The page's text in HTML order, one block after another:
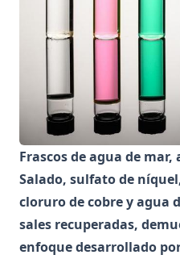
Frascos de agua de
Salado, sulfato de
cloruro de cobre y agua
sales recuperadas,
enfoque desarrollado